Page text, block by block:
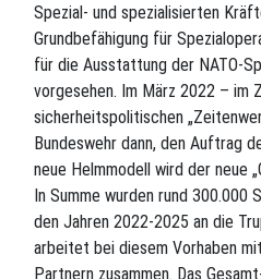
Spezial- und spezialisierten
Grundbefähigung für
für die Ausstattung der NATO-
vorgesehen. Im März 2022 – im
sicherheitspolitischen
Bundeswehr dann, den Auftrag
neue Helmmodell wird der neue
In Summe wurden rund
den Jahren 2022-2025 an die
arbeitet bei diesem Vorhaben
Partnern zusammen. Das